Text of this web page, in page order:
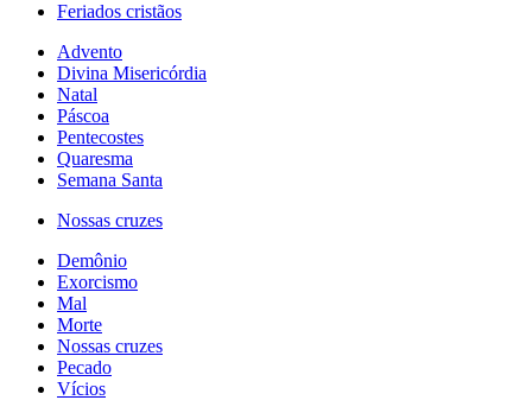
Feriados cristãos
Advento
Divina Misericórdia
Natal
Páscoa
Pentecostes
Quaresma
Semana Santa
Nossas cruzes
Demônio
Exorcismo
Mal
Morte
Nossas cruzes
Pecado
Vícios